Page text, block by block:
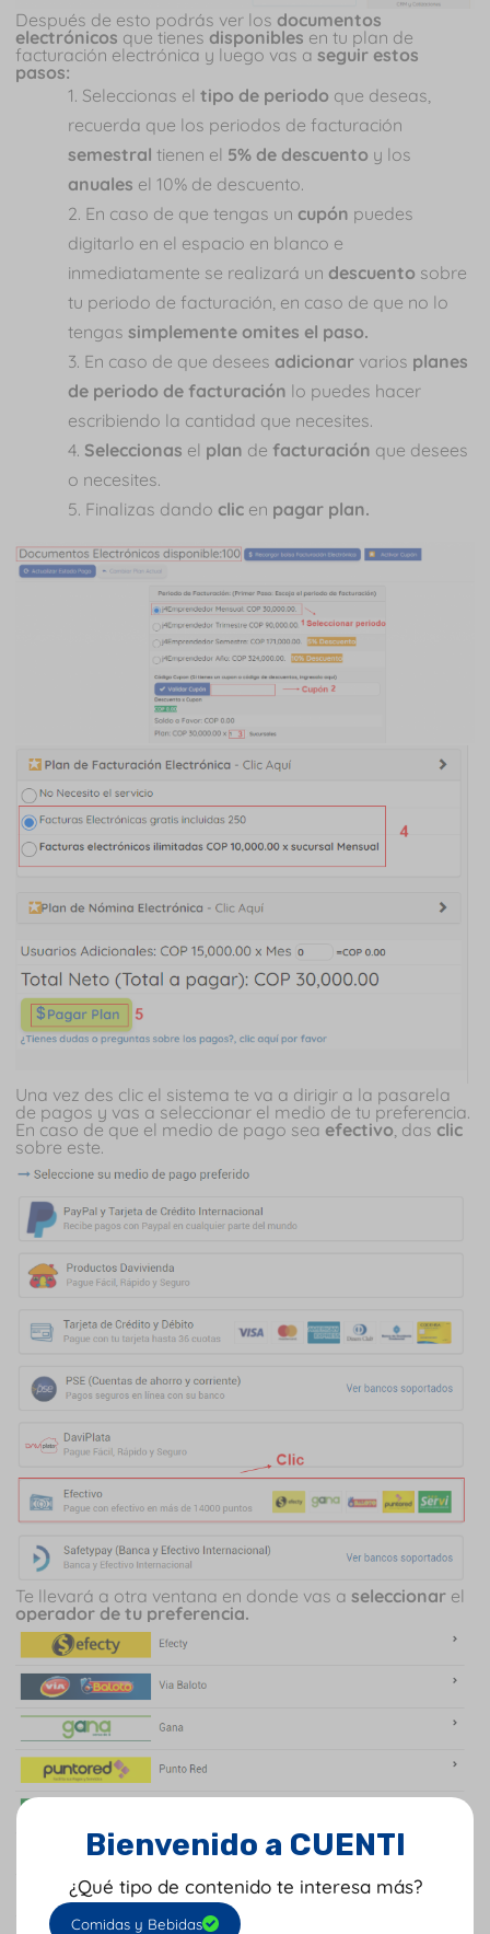
Después de esto podrás ver los documentos
electrónicos que tienes disponibles en tu plan de
facturación electrónica y luego vas a seguir estos
pasos:
Seleccionas el tipo de periodo que deseas,
recuerda que los periodos de facturación
semestral tienen el 5% de descuento y los
anuales el 10% de descuento.
En caso de que tengas un cupón puedes
digitarlo en el espacio en blanco e
inmediatamente se realizará un descuento sobre
tu periodo de facturación, en caso de que no lo
tengas simplemente omites el paso.
En caso de que desees adicionar varios planes
de periodo de facturación lo puedes hacer
escribiendo la cantidad que necesites.
Seleccionas el plan de facturación que desees
o necesites.
Finalizas dando clic en pagar plan.
Una vez des clic el sistema te va a dirigir a la pasarela
de pagos y vas a seleccionar el medio de tu preferencia.
En caso de que el medio de pago sea efectivo , das clic
sobre este.
Te llevará a otra ventana en donde vas a seleccionar el
operador de tu preferencia.
Bienvenido a CUENTI
¿Qué tipo de contenido te interesa más?
Comidas y Bebidas